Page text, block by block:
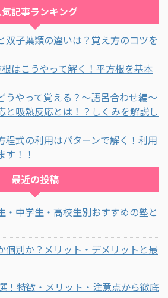
気記事ランキング
双子葉類の違いは？覚え方のコツを
はこうやって解く！平方根を基本
うやって覚える？～語呂合わせ編～
と吸熱反応とは！？しくみを解説し
程式の利用はパターンで解く！利用
！！
最近の投稿
・中学生・高校生別おすすめの塾と
個別か？メリット・デメリットと最
！特徴・メリット・注意点から徹底